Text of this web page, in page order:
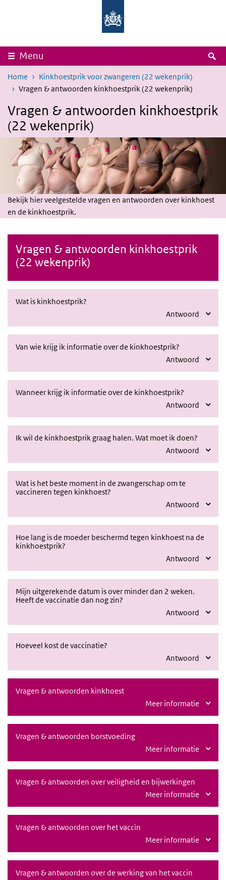
Overslaan en naar de inhoud gaan
Menu
Home
Kinkhoestprik voor zwangeren (22 wekenprik)
Vragen & antwoorden kinkhoestprik (22 wekenprik)
Vragen & antwoorden kinkhoestprik
(22 wekenprik)
Bekijk hier veelgestelde vragen en antwoorden over kinkhoest
en de kinkhoestprik.
Vragen & antwoorden kinkhoestprik
(22 wekenprik)
Wat is kinkhoestprik?
Antwoord
Van wie krijg ik informatie over de kinkhoestprik?
Antwoord
Wanneer krijg ik informatie over de kinkhoestprik?
Antwoord
Ik wil de kinkhoestprik graag halen. Wat moet ik doen?
Antwoord
Wat is het beste moment in de zwangerschap om te
vaccineren tegen kinkhoest?
Antwoord
Hoe lang is de moeder beschermd tegen kinkhoest na de
kinkhoestprik?
Antwoord
Mijn uitgerekende datum is over minder dan 2 weken.
Heeft de vaccinatie dan nog zin?
Antwoord
Hoeveel kost de vaccinatie?
Antwoord
Vragen & antwoorden kinkhoest
Meer informatie
Vragen & antwoorden borstvoeding
Meer informatie
Vragen & antwoorden over veiligheid en bijwerkingen
Meer informatie
Vragen & antwoorden over het vaccin
Meer informatie
Vragen & antwoorden over de werking van het vaccin